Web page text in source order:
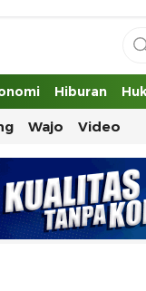
Hiburan
Wajo Video